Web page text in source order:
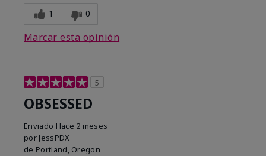
1 0
Marcar esta opinión
5
OBSESSED
Enviado Hace 2 meses
por JessPDX
de Portland, Oregon